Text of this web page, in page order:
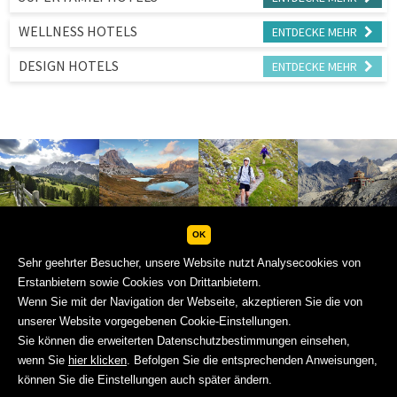
viel Spaß und unvergessliche Naturerlebnisse, bei all
Ihren Out-door-Aktivitäten...
WELLNESS HOTELS ENTDECKEMEHR
DESIGN HOTELS ENTDECKEMEHR
IMPRESSUM SITEMAP PRIVACY POLICY
OK
Sehr geehrter Besucher, unsere Website nutzt Analysecookies von
Erstanbietern sowie Cookies von Drittanbietern.
Wenn Sie mit der Navigation der Webseite, akzeptieren Sie die von
unserer Website vorgegebenen Cookie-Einstellungen.
Sie können die erweiterten Datenschutzbestimmungen einsehen,
wenn Sie hier klicken. Befolgen Sie die entsprechenden Anweisungen,
können Sie die Einstellungen auch später ändern.